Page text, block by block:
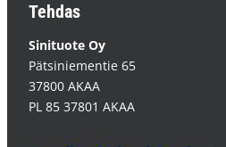
Tehdas
Sinituote Oy
Pätsiniementie 65
37800 AKAA
PL 85 37801 AKAA